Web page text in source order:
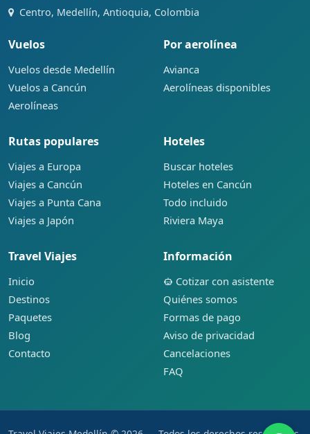
Centro, Medellín, Antioquia, Colombia
Vuelos
Vuelos desde Medellín
Vuelos a Cancún
Aerolíneas
Por aerolínea
Avianca
Aerolíneas disponibles
Rutas populares
Viajes a Europa
Viajes a Cancún
Viajes a Punta Cana
Viajes a Japón
Hoteles
Buscar hoteles
Hoteles en Cancún
Todo incluido
Riviera Maya
Travel Viajes
Inicio
Destinos
Paquetes
Blog
Contacto
Información
Cotizar con asistente
Quiénes somos
Formas de pago
Aviso de privacidad
Cancelaciones
FAQ